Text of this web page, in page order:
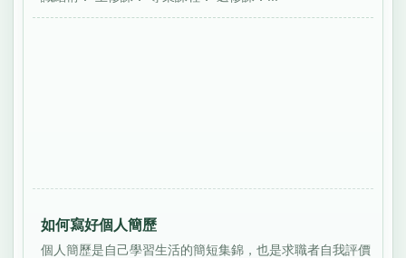
如何寫好個人簡歷
個人簡歷是自己學習生活的簡短集錦，也是求職者自我評價